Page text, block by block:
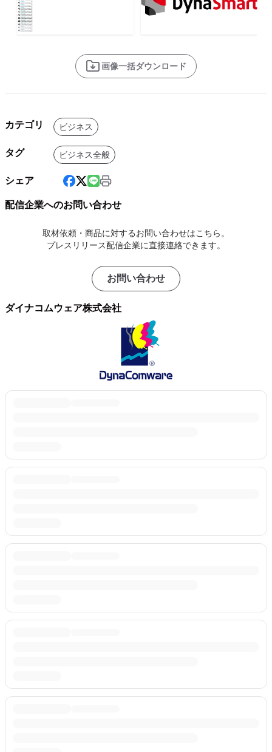
画像一括ダウンロード
カテゴリ ビジネス
タグ ビジネス全般
シェア
配信企業へのお問い合わせ
取材依頼・商品に対するお問い合わせはこちら。
プレスリリース配信企業に直接連絡できます。
お問い合わせ
ダイナコムウェア株式会社